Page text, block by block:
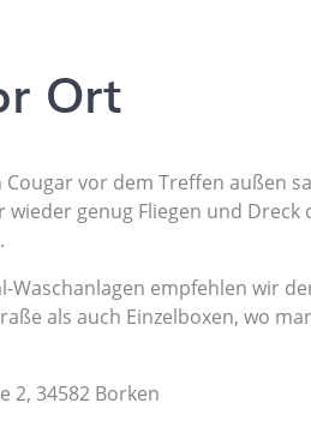
Ort
vor dem Treffen außen
genug Fliegen und
empfehlen wir
als auch Einzelboxen, wo
2, 34582 Borken